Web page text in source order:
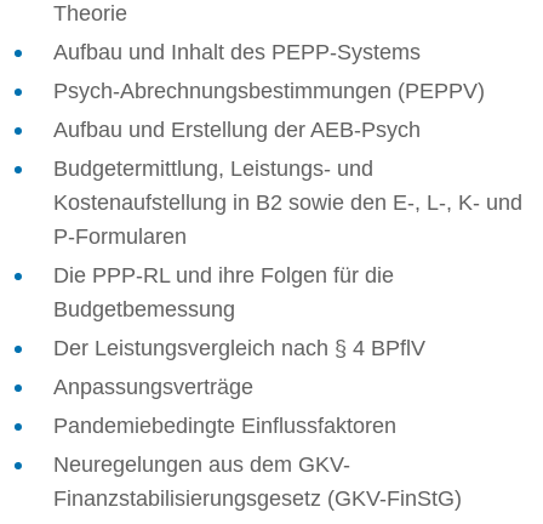
Theorie
Aufbau und Inhalt des PEPP-Systems
Psych-Abrechnungsbestimmungen (PEPPV)
Aufbau und Erstellung der AEB-Psych
Budgetermittlung, Leistungs- und
Kostenaufstellung in B2 sowie den E-, L-, K- und
P-Formularen
Die PPP-RL und ihre Folgen für die
Budgetbemessung
Der Leistungsvergleich nach § 4 BPflV
Anpassungsverträge
Pandemiebedingte Einflussfaktoren
Neuregelungen aus dem GKV-
Finanzstabilisierungsgesetz (GKV-FinStG)